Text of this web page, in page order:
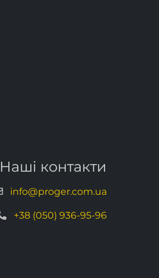
Наші контакти
info@proger.com.ua
+38 (050) 936-95-96